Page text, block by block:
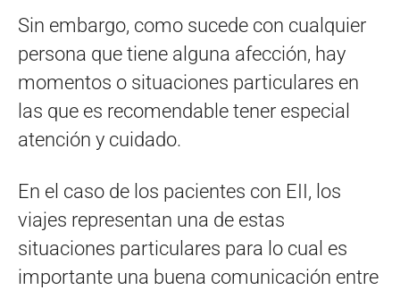
Sin embargo, como sucede con cualquier
persona que tiene alguna afección, hay
momentos o situaciones particulares en
las que es recomendable tener especial
atención y cuidado.
En el caso de los pacientes con EII, los
viajes representan una de estas
situaciones particulares para lo cual es
importante una buena comunicación entre